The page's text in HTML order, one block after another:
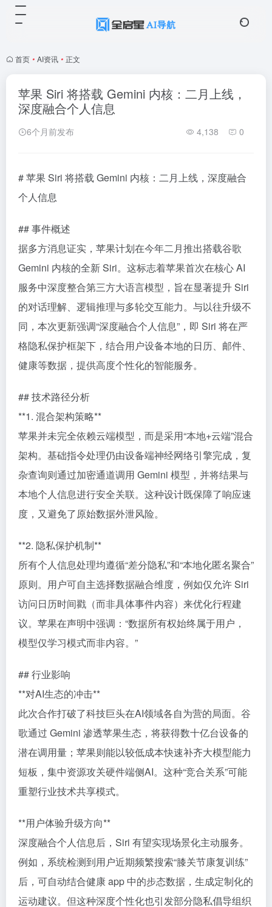
首页 • AI资讯 • 正文
苹果 Siri 将搭载 Gemini 内核：二月上线，
深度融合个人信息
6个月前发布 4,138 0
# 苹果 Siri 将搭载 Gemini 内核：二月上线，深度融合
个人信息
## 事件概述
据多方消息证实，苹果计划在今年二月推出搭载谷歌
Gemini 内核的全新 Siri。这标志着苹果首次在核心 AI
服务中深度整合第三方大语言模型，旨在显著提升 Siri
的对话理解、逻辑推理与多轮交互能力。与以往升级不
同，本次更新强调“深度融合个人信息”，即 Siri 将在严
格隐私保护框架下，结合用户设备本地的日历、邮件、
健康等数据，提供高度个性化的智能服务。
## 技术路径分析
**1. 混合架构策略**
苹果并未完全依赖云端模型，而是采用“本地+云端”混合
架构。基础指令处理仍由设备端神经网络引擎完成，复
杂查询则通过加密通道调用 Gemini 模型，并将结果与
本地个人信息进行安全关联。这种设计既保障了响应速
度，又避免了原始数据外泄风险。
**2. 隐私保护机制**
所有个人信息处理均遵循“差分隐私”和“本地化匿名聚合”
原则。用户可自主选择数据融合维度，例如仅允许 Siri
访问日历时间戳（而非具体事件内容）来优化行程建
议。苹果在声明中强调：“数据所有权始终属于用户，
模型仅学习模式而非内容。”
## 行业影响
**对AI生态的冲击**
此次合作打破了科技巨头在AI领域各自为营的局面。谷
歌通过 Gemini 渗透苹果生态，将获得数十亿台设备的
潜在调用量；苹果则能以较低成本快速补齐大模型能力
短板，集中资源攻关硬件端侧AI。这种“竞合关系”可能
重塑行业技术共享模式。
**用户体验升级方向**
深度融合个人信息后，Siri 有望实现场景化主动服务。
例如，系统检测到用户近期频繁搜索“膝关节康复训练”
后，可自动结合健康 app 中的步态数据，生成定制化的
运动建议。但这种深度个性化也引发部分隐私倡导组织